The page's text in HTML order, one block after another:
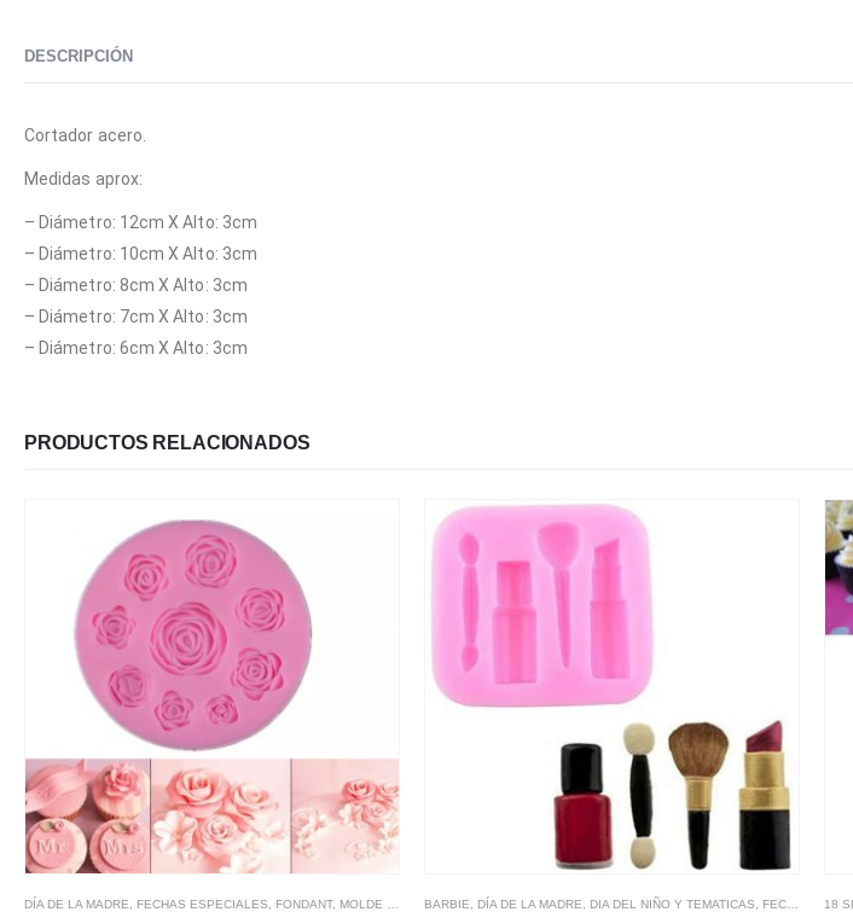
DESCRIPCIÓN
Cortador acero.
Medidas aprox:
– Diámetro: 12cm X Alto: 3cm
– Diámetro: 10cm X Alto: 3cm
– Diámetro: 8cm X Alto: 3cm
– Diámetro: 7cm X Alto: 3cm
– Diámetro: 6cm X Alto: 3cm
PRODUCTOS RELACIONADOS
DÍA DE LA MADRE FECHAS ESPECIALES FONDANT, MOLDE FONDANT BARBIE DÍA DE LA MADRE DIA DEL NIÑO Y TEMATICAS FECHAS ESPECIALES 18